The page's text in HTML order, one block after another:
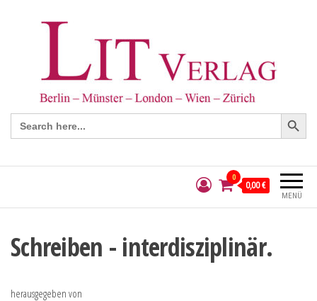
Search
for:
Search Button
MENÜ
0
0,00 €
Schreiben - interdisziplinär.
herausgegeben von